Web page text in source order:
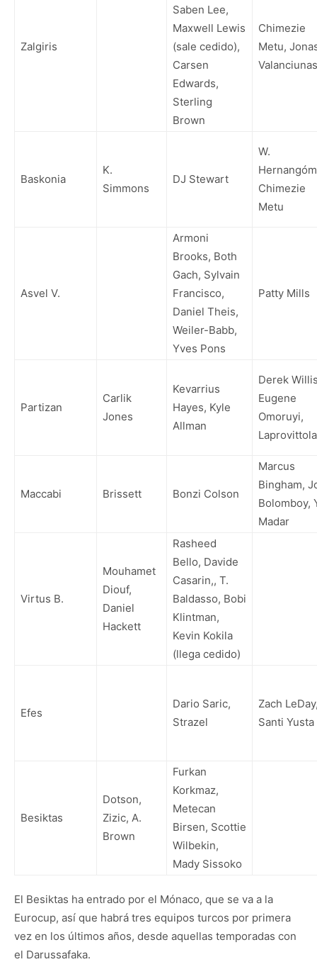
Zalgiris
Saben Lee,
Maxwell Lewis
(sale cedido),
Carsen
Edwards,
Sterling
Brown
Chimezie
Metu,
Valanciunas
Baskonia
K.
Simmons
DJ Stewart
W.
Chimezie
Metu
Asvel V.
Armoni
Brooks, Both
Gach, Sylvain
Francisco,
Daniel Theis,
Weiler-Babb,
Yves Pons
Patty Mills
Partizan
Carlik
Jones
Kevarrius
Hayes, Kyle
Allman
Derek
Eugene
Omoruyi,
Laprovittola
Maccabi Brissett Bonzi Colson
Marcus
Bingham,
Bolomboy,
Madar
Virtus B.
Mouhamet
Diouf,
Daniel
Hackett
Rasheed
Bello, Davide
Casarin,, T.
Baldasso, Bobi
Klintman,
Kevin Kokila
(llega cedido)
Efes
Dario Saric,
Strazel
Zach
Santi Yusta
Besiktas
Dotson,
Zizic, A.
Brown
Furkan
Korkmaz,
Metecan
Birsen, Scottie
Wilbekin,
Mady Sissoko
El Besiktas ha entrado por el Mónaco, que se va a la
Eurocup, así que habrá tres equipos turcos por primera
vez en los últimos años, desde aquellas temporadas con
el Darussafaka.